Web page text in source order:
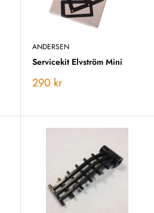
ANDERSEN
Servicekit Elvström Mini
Vårt
290 kr